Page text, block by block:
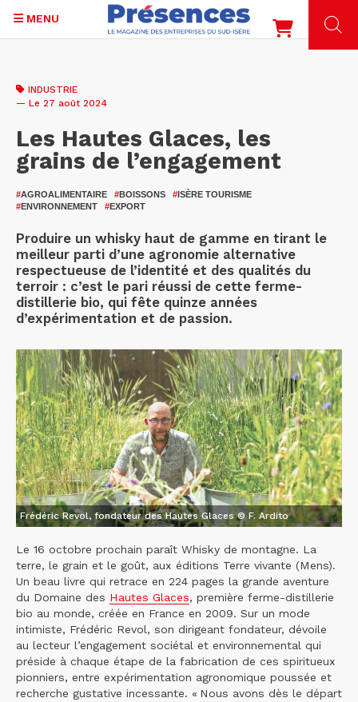
contenu
MENU
INDUSTRIE
— Le 27 août 2024
Les Hautes Glaces, les
grains de l’engagement
#AGROALIMENTAIRE #BOISSONS #ISÈRE TOURISME
#ENVIRONNEMENT #EXPORT
Produire un whisky haut de gamme en tirant le
meilleur parti d’une agronomie alternative
respectueuse de l’identité et des qualités du
terroir : c’est le pari réussi de cette ferme-
distillerie bio, qui fête quinze années
d’expérimentation et de passion.
Frédéric Revol, fondateur des Hautes Glaces © F. Ardito
Le 16 octobre prochain paraît Whisky de montagne. La
terre, le grain et le goût, aux éditions Terre vivante (Mens).
Un beau livre qui retrace en 224 pages la grande aventure
du Domaine des Hautes Glaces, première ferme-distillerie
bio au monde, créée en France en 2009. Sur un mode
intimiste, Frédéric Revol, son dirigeant fondateur, dévoile
au lecteur l’engagement sociétal et environnemental qui
préside à chaque étape de la fabrication de ces spiritueux
pionniers, entre expérimentation agronomique poussée et
recherche gustative incessante. « Nous avons dès le départ